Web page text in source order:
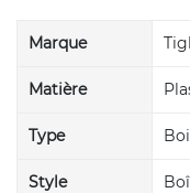
Marque
Matière
Type
Style